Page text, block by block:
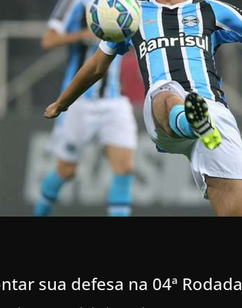
sua defesa na 04ª Rodada